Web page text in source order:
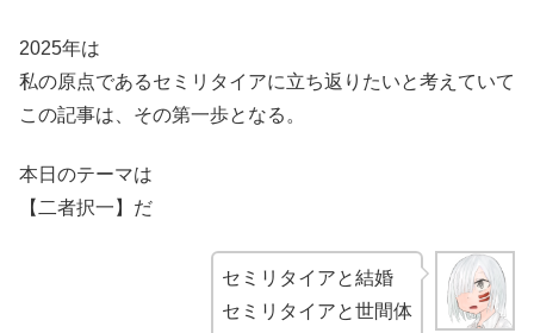
2025年は
私の原点であるセミリタイアに立ち返りたいと考えていて
この記事は、その第一歩となる。
本日のテーマは
【二者択一】だ
セミリタイアと結婚
セミリタイアと世間体